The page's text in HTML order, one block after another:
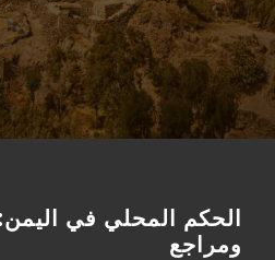
الحكم المحلي في
ومراجع